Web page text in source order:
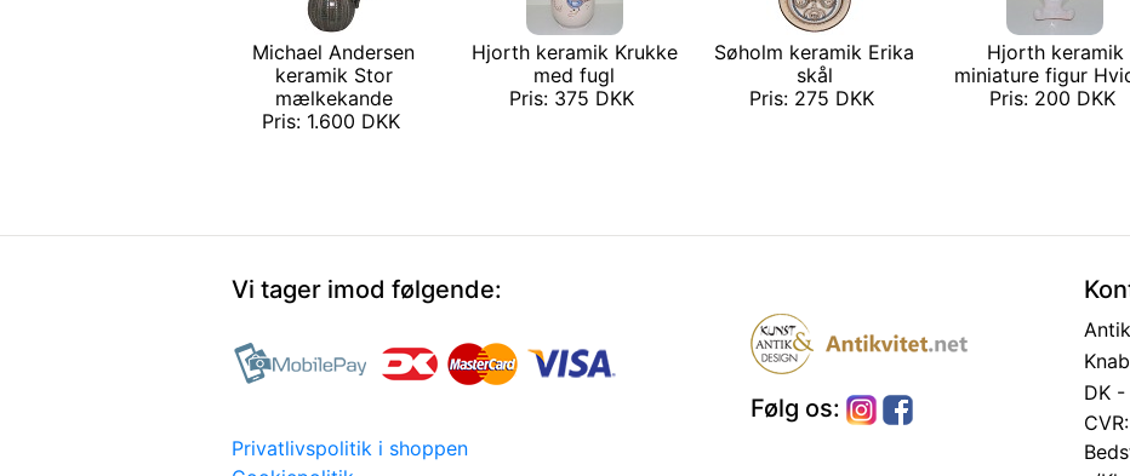
Michael Andersen
keramik Stor
mælkekande
Pris: 1.600 DKK
Hjorth keramik Krukke
med fugl
Pris: 375 DKK
Søholm keramik Erika
skål
Pris: 275 DKK
Hjorth keramik
miniature figur
Pris: 200 DKK
Vi tager imod følgende:
Privatlivspolitik i shoppen
Følg os:
DK -